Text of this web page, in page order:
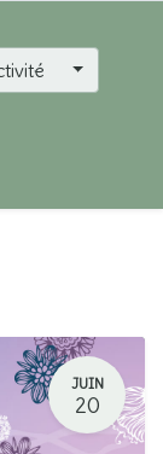
JUIN
20